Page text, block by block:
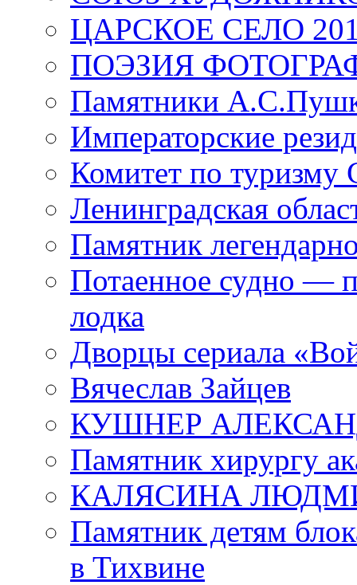
ЦАРСКОЕ СЕЛО
ПОЭЗИЯ
Памятники
Императорские
Комитет по туризму
Ленинградская
Памятник
Потаенное судно —
лодка
Дворцы сериала
Вячеслав Зайцев
КУШНЕР
Памятник хирургу
КАЛЯСИНА
Памятник детям
в Тихвине